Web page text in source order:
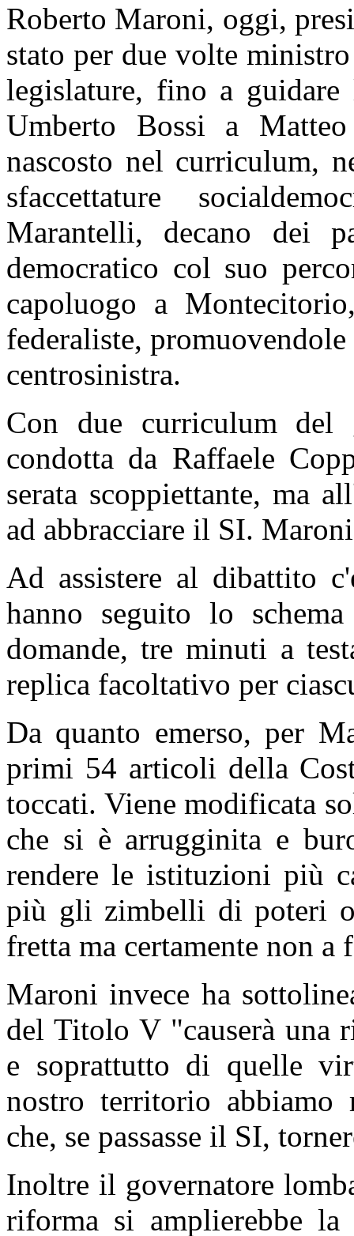
Roberto Maroni, oggi,
stato per due volte
legislature, fino a
Umberto Bossi a
nascosto nel curriculum,
sfaccettature
Marantelli, decano dei
democratico col suo
capoluogo a
federaliste,
centrosinistra.
Con due curriculum del
condotta da Raffaele
serata scoppiettante, ma
ad abbracciare il SI.
Ad assistere al dibattito
hanno seguito lo
domande, tre minuti a
replica facoltativo per
Da quanto emerso, per
primi 54 articoli della
toccati. Viene modificata
che si è arrugginita e
rendere le istituzioni più
più gli zimbelli di poteri
fretta ma certamente non
Maroni invece ha
del Titolo V "causerà una
e soprattutto di quelle
nostro territorio abbiamo
che, se passasse il SI,
Inoltre il governatore
riforma si amplierebbe